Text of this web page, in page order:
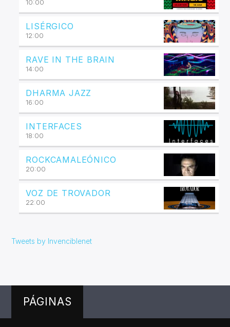
10:00
LISÉRGICO
12:00
RAVE IN THE BRAIN
14:00
DHARMA JAZZ
16:00
INTERFACES
18:00
ROCKCAMALEÓNICO
20:00
VOZ DE TROVADOR
22:00
Tweets by Invenciblenet
PÁGINAS